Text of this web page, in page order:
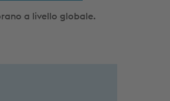
a livello globale.